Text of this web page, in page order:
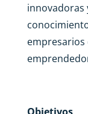
innovadoras